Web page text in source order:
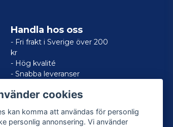
Handla hos oss
- Fri frakt i Sverige över 200
kr
- Hög kvalité
- Snabba leveranser
cookies
kan komma att användas för personlig
personlig annonsering. Vi använder